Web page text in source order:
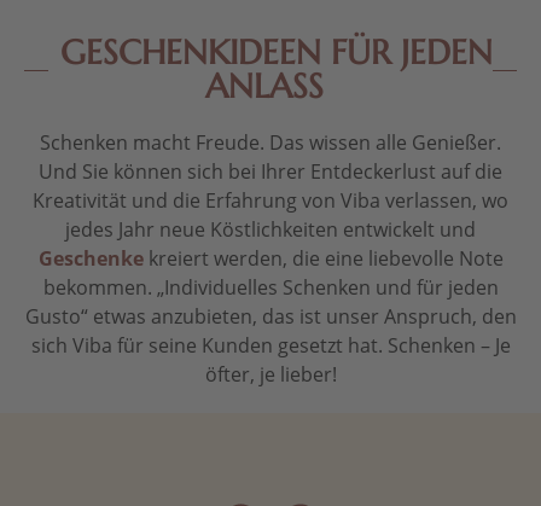
GESCHENKIDEEN FÜR JEDEN
ANLASS
Schenken macht Freude. Das wissen alle Genießer.
Und Sie können sich bei Ihrer Entdeckerlust auf die
Kreativität und die Erfahrung von Viba verlassen, wo
jedes Jahr neue Köstlichkeiten entwickelt und
Geschenkekreiert werden, die eine liebevolle Note
bekommen. „Individuelles Schenken und für jeden
Gusto“ etwas anzubieten, das ist unser Anspruch, den
sich Viba für seine Kunden gesetzt hat. Schenken – Je
öfter, je lieber!